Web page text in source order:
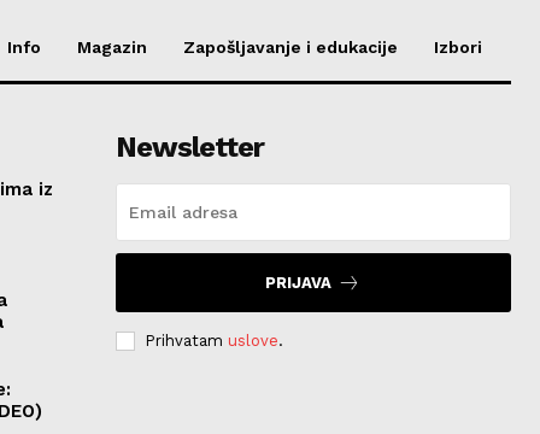
Info Magazin Zapošljavanje i edukacije Izbori
iz
Newsletter
PRIJAVA
Prihvatam uslove.